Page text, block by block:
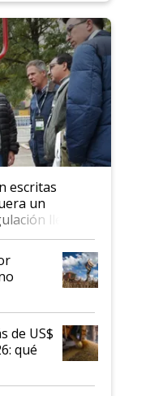
escritas
un
llegó
hasta se
al IPCVA
de US$
qué